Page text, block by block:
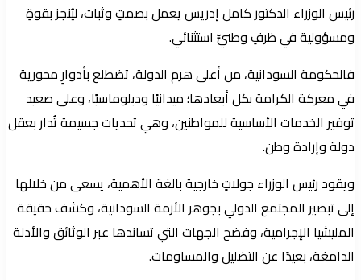
رئيس الوزراء الدكتور كامل إدريس يعمل بصمتٍ وثبات، ليُنجز بقوةٍ
ومسؤولية في ظرفٍ وطنيٍّ استثنائي.
فالحكومة السودانية، من أعلى هرم الدولة، تضطلع بأدوارٍ محورية
في معركة الكرامة بكل أبعادها؛ ميدانيًا ودبلوماسيًا، وعلى صعيد
توفير الخدمات الأساسية للمواطنين، وهي تحديات جسيمة تُدار بعقل
دولة وإرادة وطن.
ويقود رئيس الوزراء جولاتٍ خارجية بالغة الأهمية، يسعى من خلالها
إلى تبصير المجتمع الدولي بجوهر الأزمة السودانية، وكشف حقيقة
المليشيا الإجرامية، وفضح الجهات التي تساندها عبر الوثائق والأدلة
الدامغة، بعيدًا عن التضليل والمساومات.